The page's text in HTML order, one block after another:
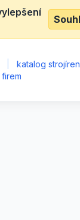
katalog
firem